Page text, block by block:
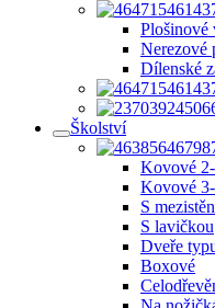
Plošinové
Nerezové
Dílenské
Školství
Kovové
Kovové
S
S lavičkou
Dveře
Boxové